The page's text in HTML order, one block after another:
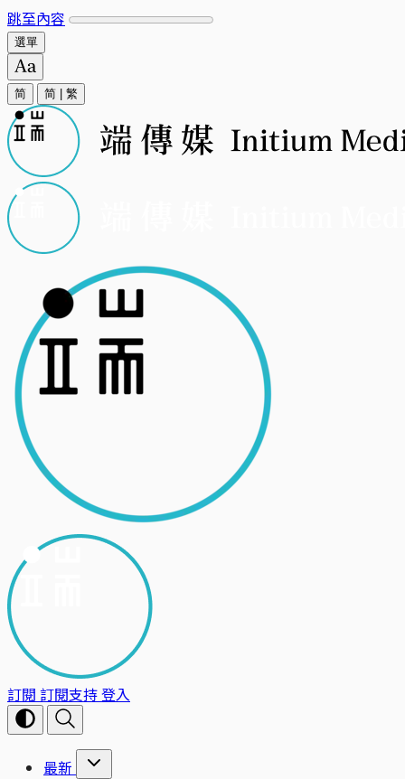
跳至內容
選單
简 简 繁
訂閱 訂閱支持登入
最新